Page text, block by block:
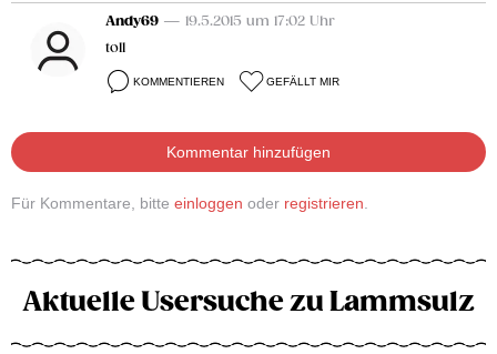
Andy69 — 19.5.2015 um 17:02 Uhr
toll
KOMMENTIEREN GEFÄLLT MIR
Kommentar hinzufügen
Für Kommentare, bitte einloggen oder registrieren
Aktuelle Usersuche zu Lammsulz